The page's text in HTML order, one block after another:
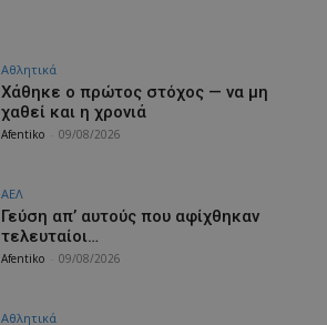
Αθλητικά
Χάθηκε ο πρώτος στόχος — να μη
χαθεί και η χρονιά
Afentiko 09/08/2026
ΑΕΛ
Γεύση απ’ αυτούς που αφίχθηκαν
τελευταίοι…
Afentiko 09/08/2026
Αθλητικά